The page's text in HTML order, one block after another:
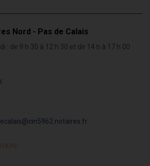
Nord - Pas de Calais
: de 9 h 30 à 12 h 30 et de 14 h à 17 h 00